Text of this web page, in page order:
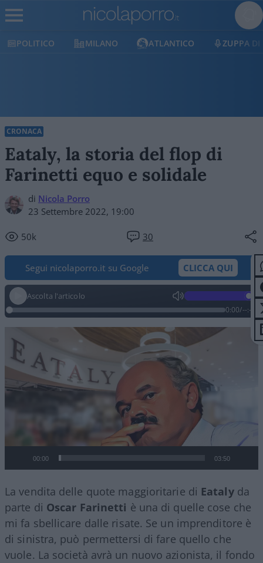
POLITICO MILANO ATLANTICO ZUPPA DI
CRONACA
Eataly, la storia del flop di
Farinetti equo e solidale
di Nicola Porro
23 Settembre 2022, 19:00
50k 30
Segui nicolaporro.it su Google CLICCA QUI
Ascolta l'articolo
0:00/--:--
Player
00:00 03:50
La vendita delle quote maggioritarie di Eataly da
parte di Oscar Farinetti è una di quelle cose che
mi fa sbellicare dalle risate. Se un imprenditore è
di sinistra, può permettersi di fare quello che
vuole. La società avrà un nuovo azionista, il fondo